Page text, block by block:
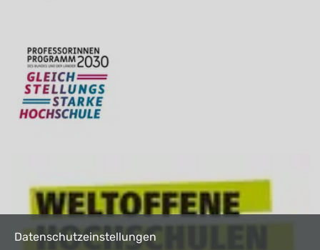
Datenschutzeinstellungen